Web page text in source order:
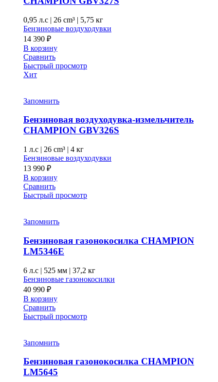
0,95 л.с | 26 cm³ | 5,75 кг
Бензиновые воздуходувки
14 390 ₽
В корзину
Сравнить
Быстрый просмотр
Хит
Запомнить
Бензиновая воздуходувка-измельчитель
CHAMPION GВV326S
1 л.с | 26 cm³ | 4 кг
Бензиновые воздуходувки
13 990 ₽
В корзину
Сравнить
Быстрый просмотр
Запомнить
Бензиновая газонокосилка CHAMPION
LM5346E
6 л.с | 525 мм | 37,2 кг
Бензиновые газонокосилки
40 990 ₽
В корзину
Сравнить
Быстрый просмотр
Запомнить
Бензиновая газонокосилка CHAMPION
LM5645